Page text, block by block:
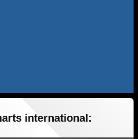
international: